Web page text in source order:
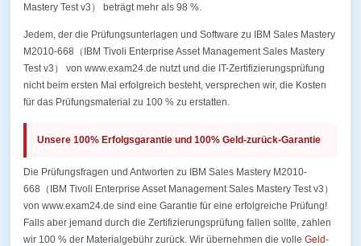
Mastery Test v3） beträgt mehr als 98 %.
Jedem, der die Prüfungsunterlagen und Software zu IBM Sales Mastery
M2010-668（IBM Tivoli Enterprise Asset Management Sales Mastery
Test v3） von www.exam24.de nutzt und die IT-Zertifizierungsprüfung
nicht beim ersten Mal erfolgreich besteht, versprechen wir, die Kosten
für das Prüfungsmaterial zu 100 % zu erstatten.
Unsere 100% Erfolgsgarantie und 100% Geld-zurück-Garantie
Die Prüfungsfragen und Antworten zu IBM Sales Mastery M2010-
668（IBM Tivoli Enterprise Asset Management Sales Mastery Test v3）
von www.exam24.de sind eine Garantie für eine erfolgreiche Prüfung!
Falls aber jemand durch die Zertifizierungsprüfung fallen sollte, zahlen
wir 100 % der Materialgebühr zurück. Wir übernehmen die volle Geld-